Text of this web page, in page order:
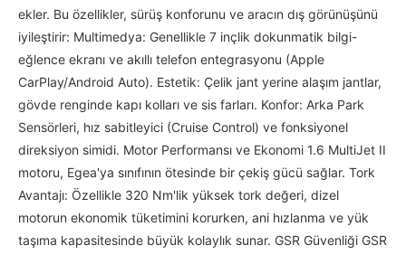
ekler. Bu özellikler, sürüş konforunu ve aracın dış görünüşünü
iyileştirir: Multimedya: Genellikle 7 inçlik dokunmatik bilgi-
eğlence ekranı ve akıllı telefon entegrasyonu (Apple
CarPlay/Android Auto). Estetik: Çelik jant yerine alaşım jantlar,
gövde renginde kapı kolları ve sis farları. Konfor: Arka Park
Sensörleri, hız sabitleyici (Cruise Control) ve fonksiyonel
direksiyon simidi. Motor Performansı ve Ekonomi 1.6 MultiJet II
motoru, Egea'ya sınıfının ötesinde bir çekiş gücü sağlar. Tork
Avantajı: Özellikle 320 Nm'lik yüksek tork değeri, dizel
motorun ekonomik tüketimini korurken, ani hızlanma ve yük
taşıma kapasitesinde büyük kolaylık sunar. GSR Güvenliği GSR